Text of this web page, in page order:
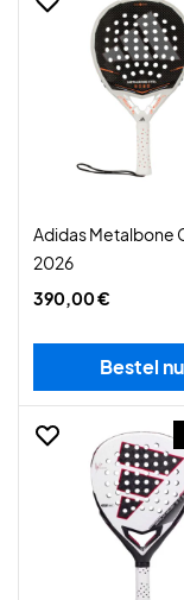
Adidas Metalbone
2026
390,00 €
Bestel nu